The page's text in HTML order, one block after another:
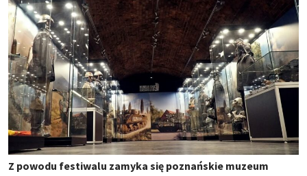
Z powodu festiwalu zamyka się poznańskie muzeum